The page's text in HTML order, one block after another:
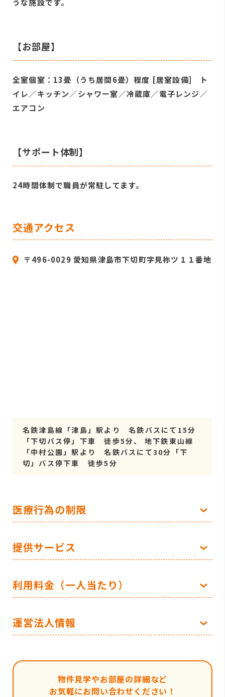
うな施設です。
【お部屋】
全室個室：13畳（うち居間6畳）程度 [居室設備] ト
イレ／キッチン／シャワー室／冷蔵庫／電子レンジ／
エアコン
【サポート体制】
24時間体制で職員が常駐してます。
交通アクセス
〒496-0029 愛知県津島市下切町字見祢ツ１１番地
名鉄津島線「津島」駅より 名鉄バスにて15分
「下切バス停」下車 徒歩5分、 地下鉄東山線
「中村公園」駅より 名鉄バスにて30分「下
切」バス停下車 徒歩5分
医療行為の制限
提供サービス
利用料金（一人当たり）
運営法人情報
物件見学やお部屋の詳細など
お気軽にお問い合わせください！